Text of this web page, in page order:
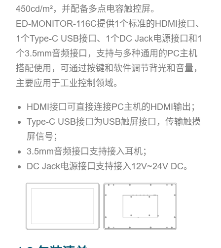
450cd/m²，并配备​多点电容触控屏。
ED-MONITOR-116C提供1个标准的HDMI接口、
1个Type-C USB接口、1个DC Jack电源接口和1
个3.5mm音频接口，支持与多种通用的PC主机
搭配使用，可通过按键和软件调节背光和音量，
主要应用于工业控制领域。
HDMI接口可直接连接PC主机的HDMI输出；
Type-C USB接口为USB触屏接口，传输触摸
屏信号；
3.5mm音频接口支持接入耳机；
DC Jack电源接口支持接入12V~24V DC。